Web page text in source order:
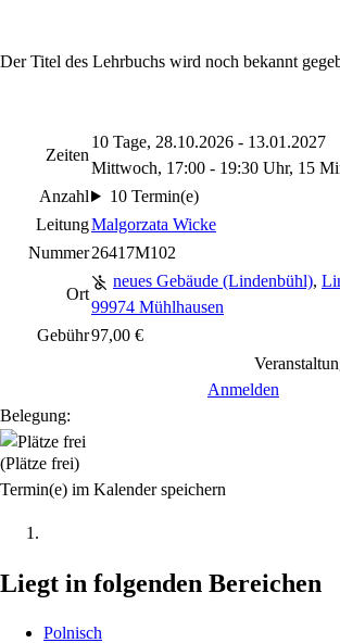
Der Titel des Lehrbuchs wird noch bekannt
Zeiten
10 Tage, 28.10.2026 - 13.01.2027
Mittwoch, 17:00 - 19:30 Uhr, 15
Anzahl
10 Termin(e)
LeitungMalgorzata Wicke
Nummer26417M102
Ort
neues Gebäude (Lindenbühl),
99974 Mühlhausen
Gebühr97,00 €
Anmelden
Belegung:
(Plätze frei)
Termin(e) im Kalender speichern
Liegt in folgenden Bereichen
Polnisch